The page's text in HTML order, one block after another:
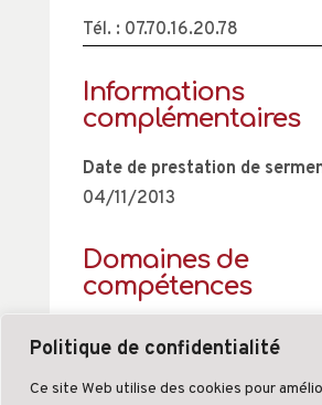
Politique de confidentialité
Ce site Web utilise des cookies pour
Tél. : 07.70.16.20.78
Informations
complémentaires
Date de prestation de
04/11/2013
Domaines de
compétences
A renseigner